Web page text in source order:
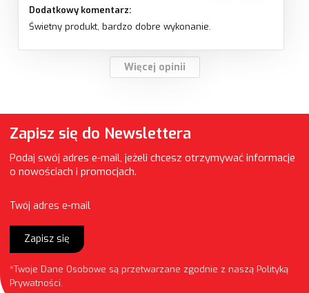
Dodatkowy komentarz:
Świetny produkt, bardzo dobre wykonanie.
Więcej opinii
Zapisz się do Newslettera
Podaj swój adres e-mail, jeżeli chcesz otrzymywać informacje
o nowościach i promocjach.
Twój adres e-mail
Zapisz się
*Twoje Dane Osobowe są przetwarzane zgodnie z naszą Polityką
Prywatności.